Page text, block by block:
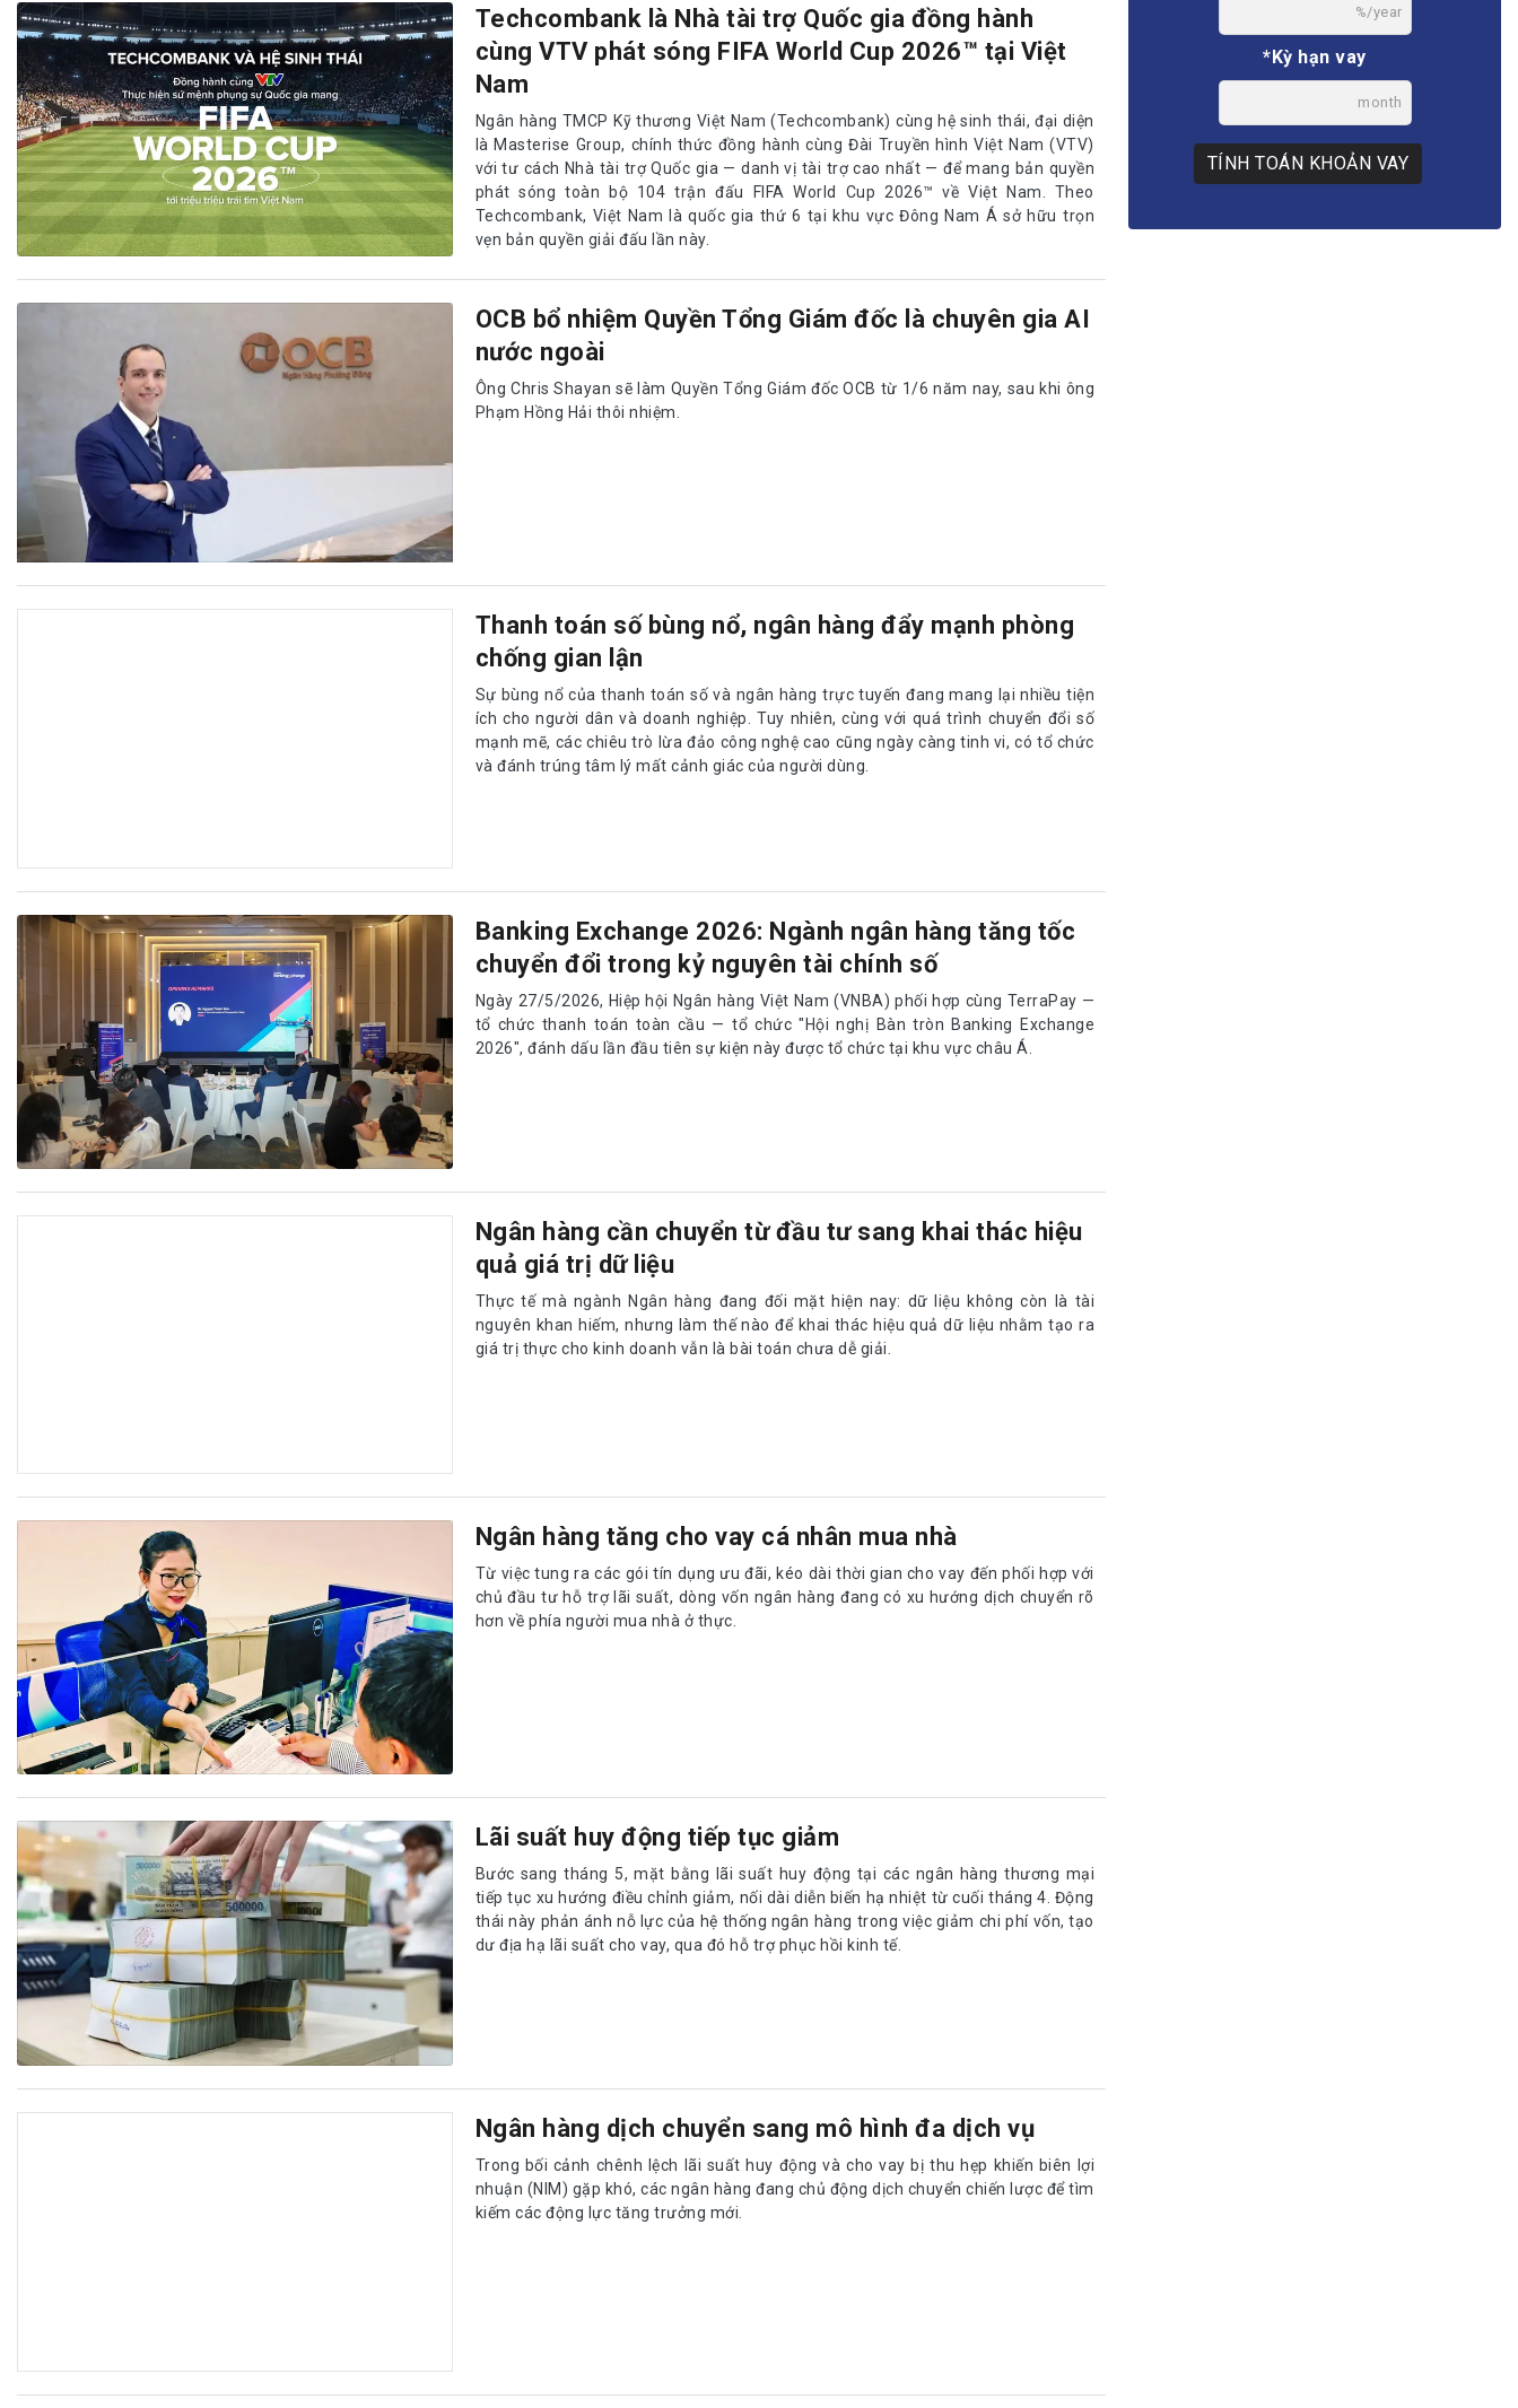
Techcombank là Nhà tài trợ Quốc gia đồng hành
cùng VTV phát sóng FIFA World Cup 2026™ tại Việt
Nam
Ngân hàng TMCP Kỹ thương Việt Nam (Techcombank) cùng hệ sinh thái, đại diện
là Masterise Group, chính thức đồng hành cùng Đài Truyền hình Việt Nam (VTV)
với tư cách Nhà tài trợ Quốc gia — danh vị tài trợ cao nhất — để mang bản quyền
phát sóng toàn bộ 104 trận đấu FIFA World Cup 2026™ về Việt Nam. Theo
Techcombank, Việt Nam là quốc gia thứ 6 tại khu vực Đông Nam Á sở hữu trọn
vẹn bản quyền giải đấu lần này.
OCB bổ nhiệm Quyền Tổng Giám đốc là chuyên gia AI
nước ngoài
Ông Chris Shayan sẽ làm Quyền Tổng Giám đốc OCB từ 1/6 năm nay, sau khi ông
Phạm Hồng Hải thôi nhiệm.
Thanh toán số bùng nổ, ngân hàng đẩy mạnh phòng
chống gian lận
Sự bùng nổ của thanh toán số và ngân hàng trực tuyến đang mang lại nhiều tiện
ích cho người dân và doanh nghiệp. Tuy nhiên, cùng với quá trình chuyển đổi số
mạnh mẽ, các chiêu trò lừa đảo công nghệ cao cũng ngày càng tinh vi, có tổ chức
và đánh trúng tâm lý mất cảnh giác của người dùng.
Banking Exchange 2026: Ngành ngân hàng tăng tốc
chuyển đổi trong kỷ nguyên tài chính số
Ngày 27/5/2026, Hiệp hội Ngân hàng Việt Nam (VNBA) phối hợp cùng TerraPay —
tổ chức thanh toán toàn cầu — tổ chức "Hội nghị Bàn tròn Banking Exchange
2026", đánh dấu lần đầu tiên sự kiện này được tổ chức tại khu vực châu Á.
Ngân hàng cần chuyển từ đầu tư sang khai thác hiệu
quả giá trị dữ liệu
Thực tế mà ngành Ngân hàng đang đối mặt hiện nay: dữ liệu không còn là tài
nguyên khan hiếm, nhưng làm thế nào để khai thác hiệu quả dữ liệu nhằm tạo ra
giá trị thực cho kinh doanh vẫn là bài toán chưa dễ giải.
Ngân hàng tăng cho vay cá nhân mua nhà
Từ việc tung ra các gói tín dụng ưu đãi, kéo dài thời gian cho vay đến phối hợp với
chủ đầu tư hỗ trợ lãi suất, dòng vốn ngân hàng đang có xu hướng dịch chuyển rõ
hơn về phía người mua nhà ở thực.
Lãi suất huy động tiếp tục giảm
Bước sang tháng 5, mặt bằng lãi suất huy động tại các ngân hàng thương mại
tiếp tục xu hướng điều chỉnh giảm, nối dài diễn biến hạ nhiệt từ cuối tháng 4. Động
thái này phản ánh nỗ lực của hệ thống ngân hàng trong việc giảm chi phí vốn, tạo
dư địa hạ lãi suất cho vay, qua đó hỗ trợ phục hồi kinh tế.
Ngân hàng dịch chuyển sang mô hình đa dịch vụ
Trong bối cảnh chênh lệch lãi suất huy động và cho vay bị thu hẹp khiến biên lợi
nhuận (NIM) gặp khó, các ngân hàng đang chủ động dịch chuyển chiến lược để tìm
kiếm các động lực tăng trưởng mới.
%/year
*Kỳ hạn vay
month
TÍNH TOÁN KHOẢN VAY